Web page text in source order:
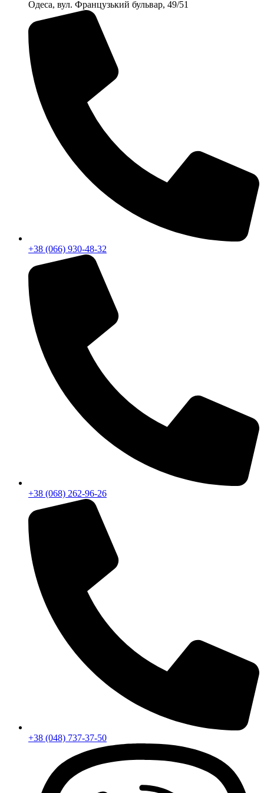
Одеса, вул. Французький бульвар, 49/51
+38 (066) 930-48-32
+38 (068) 262-96-26
+38 (048) 737-37-50